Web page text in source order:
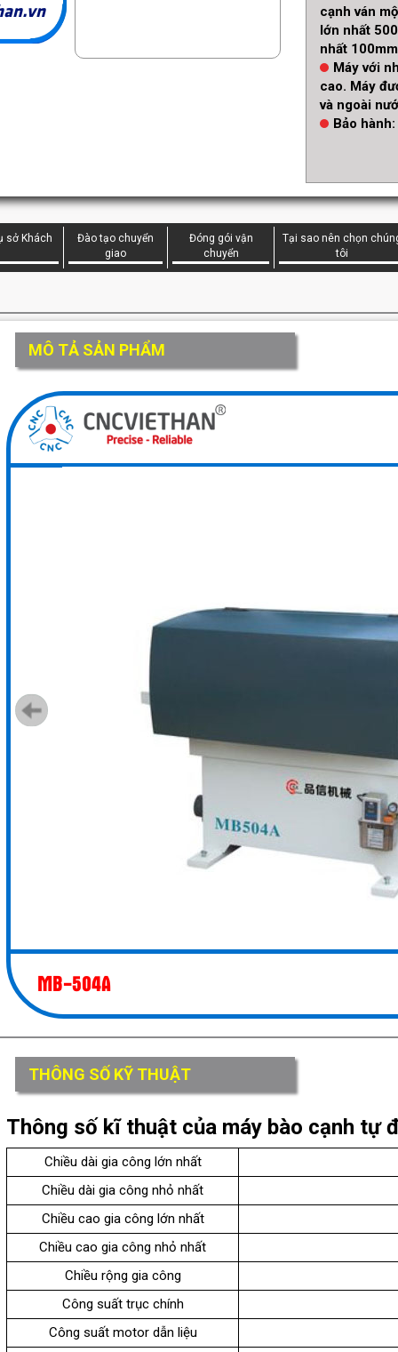
cạnh ván
lớn nhất
nhất
Máy với
cao. Máy
và ngoài
Bảo
sở Khách
Đào tạo chuyển
giao
Đóng gói vận
chuyển
Tại sao nên chọn
tôi
MÔ TẢ SẢN PHẨM
MB-504A
THÔNG SỐ KỸ THUẬT
Thông số kĩ thuật của máy bào cạnh tự
Chiều dài gia công lớn nhất
Chiều dài gia công nhỏ nhất
Chiều cao gia công lớn nhất
Chiều cao gia công nhỏ nhất
Chiều rộng gia công
Công suất trục chính
Công suất motor dẫn liệu